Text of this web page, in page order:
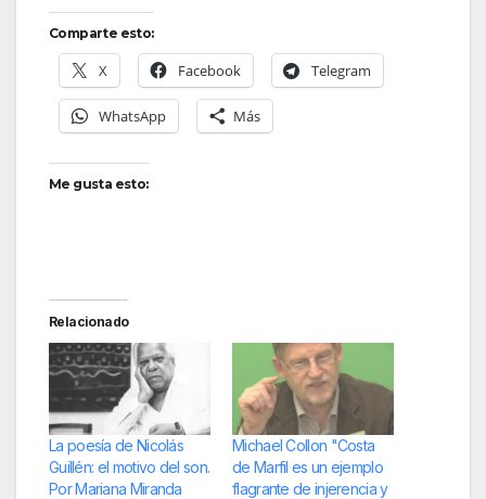
Comparte esto:
X Facebook Telegram
WhatsApp Más
Me gusta esto:
Relacionado
La poesía de Nicolás
Guillén: el motivo del son.
Por Mariana Miranda
Michael Collon "Costa
de Marfil es un ejemplo
flagrante de injerencia y